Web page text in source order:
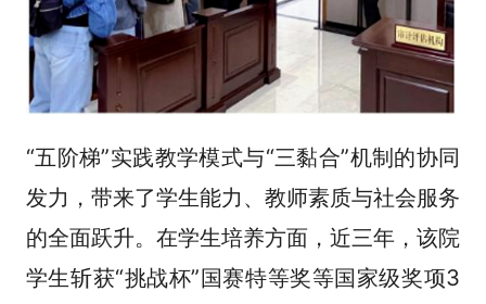
“五阶梯”实践教学模式与“三黏合”机制的协同
发力，带来了学生能力、教师素质与社会服务
的全面跃升。在学生培养方面，近三年，该院
学生斩获“挑战杯”国赛特等奖等国家级奖项3